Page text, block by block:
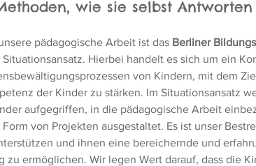
wie sie selbst
pädagogische Arbeit ist das Berliner
Hierbei handelt es sich um ein
von Kindern, mit dem
der Kinder zu stärken. Im Situationsansatz
aufgegriffen, in die pädagogische Arbeit
von Projekten ausgestaltet. Es ist unser
und ihnen eine bereichernde und
zu ermöglichen. Wir legen Wert darauf, dass die